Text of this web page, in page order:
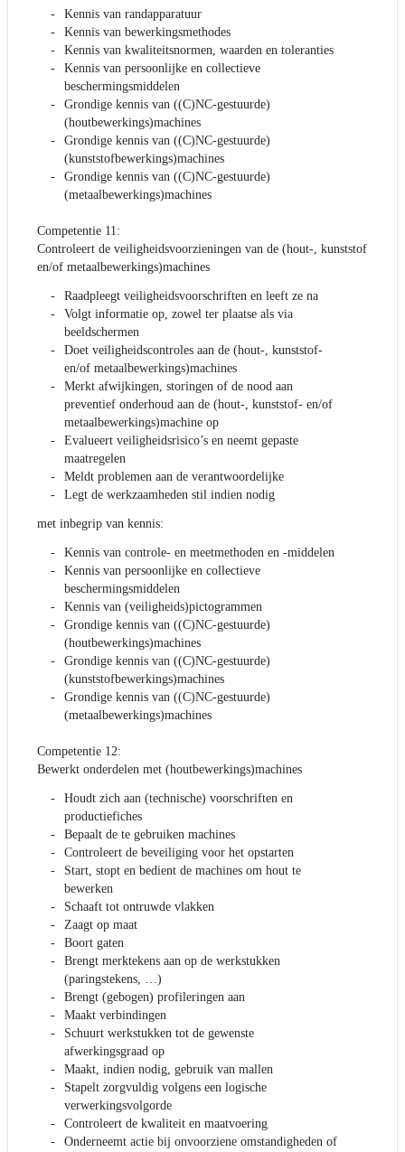
Kennis van randapparatuur
Kennis van bewerkingsmethodes
Kennis van kwaliteitsnormen, waarden en toleranties
Kennis van persoonlijke en collectieve
beschermingsmiddelen
Grondige kennis van ((C)NC-gestuurde)
(houtbewerkings)machines
Grondige kennis van ((C)NC-gestuurde)
(kunststofbewerkings)machines
Grondige kennis van ((C)NC-gestuurde)
(metaalbewerkings)machines
Competentie 11:
Controleert de veiligheidsvoorzieningen van de (hout-, kunststof
en/of metaalbewerkings)machines
Raadpleegt veiligheidsvoorschriften en leeft ze na
Volgt informatie op, zowel ter plaatse als via
beeldschermen
Doet veiligheidscontroles aan de (hout-, kunststof-
en/of metaalbewerkings)machines
Merkt afwijkingen, storingen of de nood aan
preventief onderhoud aan de (hout-, kunststof- en/of
metaalbewerkings)machine op
Evalueert veiligheidsrisico’s en neemt gepaste
maatregelen
Meldt problemen aan de verantwoordelijke
Legt de werkzaamheden stil indien nodig
met inbegrip van kennis:
Kennis van controle- en meetmethoden en -middelen
Kennis van persoonlijke en collectieve
beschermingsmiddelen
Kennis van (veiligheids)pictogrammen
Grondige kennis van ((C)NC-gestuurde)
(houtbewerkings)machines
Grondige kennis van ((C)NC-gestuurde)
(kunststofbewerkings)machines
Grondige kennis van ((C)NC-gestuurde)
(metaalbewerkings)machines
Competentie 12:
Bewerkt onderdelen met (houtbewerkings)machines
Houdt zich aan (technische) voorschriften en
productiefiches
Bepaalt de te gebruiken machines
Controleert de beveiliging voor het opstarten
Start, stopt en bedient de machines om hout te
bewerken
Schaaft tot ontruwde vlakken
Zaagt op maat
Boort gaten
Brengt merktekens aan op de werkstukken
(paringstekens, …)
Brengt (gebogen) profileringen aan
Maakt verbindingen
Schuurt werkstukken tot de gewenste
afwerkingsgraad op
Maakt, indien nodig, gebruik van mallen
Stapelt zorgvuldig volgens een logische
verwerkingsvolgorde
Controleert de kwaliteit en maatvoering
Onderneemt actie bij onvoorziene omstandigheden of